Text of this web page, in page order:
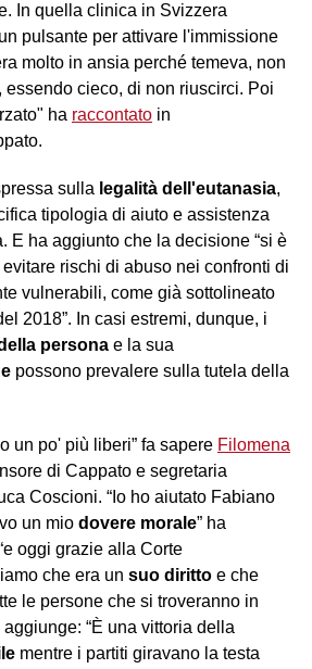
In quella clinica in Svizzera
pulsante per attivare l'immissione
molto in ansia perché temeva, non
cieco, di non riuscirci. Poi
ha raccontato in
sulla legalità dell'eutanasia,
tipologia di aiuto e assistenza
E ha aggiunto che la decisione “si è
rischi di abuso nei confronti di
vulnerabili, come già sottolineato
2018”. In casi estremi, dunque, i
persona e la sua
possono prevalere sulla tutela della
un po' più liberi” fa sapere Filomena
di Cappato e segretaria
Coscioni. “Io ho aiutato Fabiano
un mio dovere morale” ha
oggi grazie alla Corte
che era un suo diritto e che
le persone che si troveranno in
“È una vittoria della
mentre i partiti giravano la testa